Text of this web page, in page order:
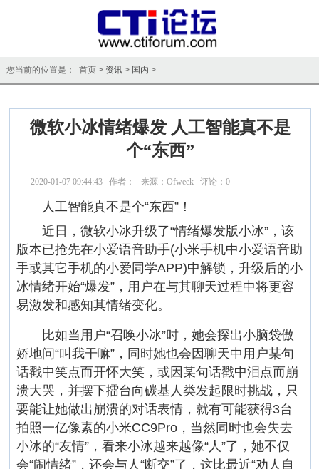
您当前的位置是： 首页 > 资讯> 国内 >
微软小冰情绪爆发 人工智能真不是
个“东西”
2020-01-07 09:44:43 作者： 来源：Ofweek 评论： 0
人工智能真不是个“东西”！
近日，微软小冰升级了“情绪爆发版小冰”，该
版本已抢先在小爱语音助手(小米手机中小爱语音助
手或其它手机的小爱同学APP)中解锁，升级后的小
冰情绪开始“爆发”，用户在与其聊天过程中将更容
易激发和感知其情绪变化。
比如当用户“召唤小冰”时，她会探出小脑袋傲
娇地问“叫我干嘛”，同时她也会因聊天中用户某句
话戳中笑点而开怀大笑，或因某句话戳中泪点而崩
溃大哭，并摆下擂台向碳基人类发起限时挑战，只
要能让她做出崩溃的对话表情，就有可能获得3台
拍照一亿像素的小米CC9Pro，当然同时也会失去
小冰的“友情”，看来小冰越来越像“人”了，她不仅
会“闹情绪”，还会与人“断交”了，这比最近“劝人自